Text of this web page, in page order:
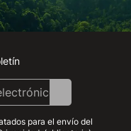
para el envío del